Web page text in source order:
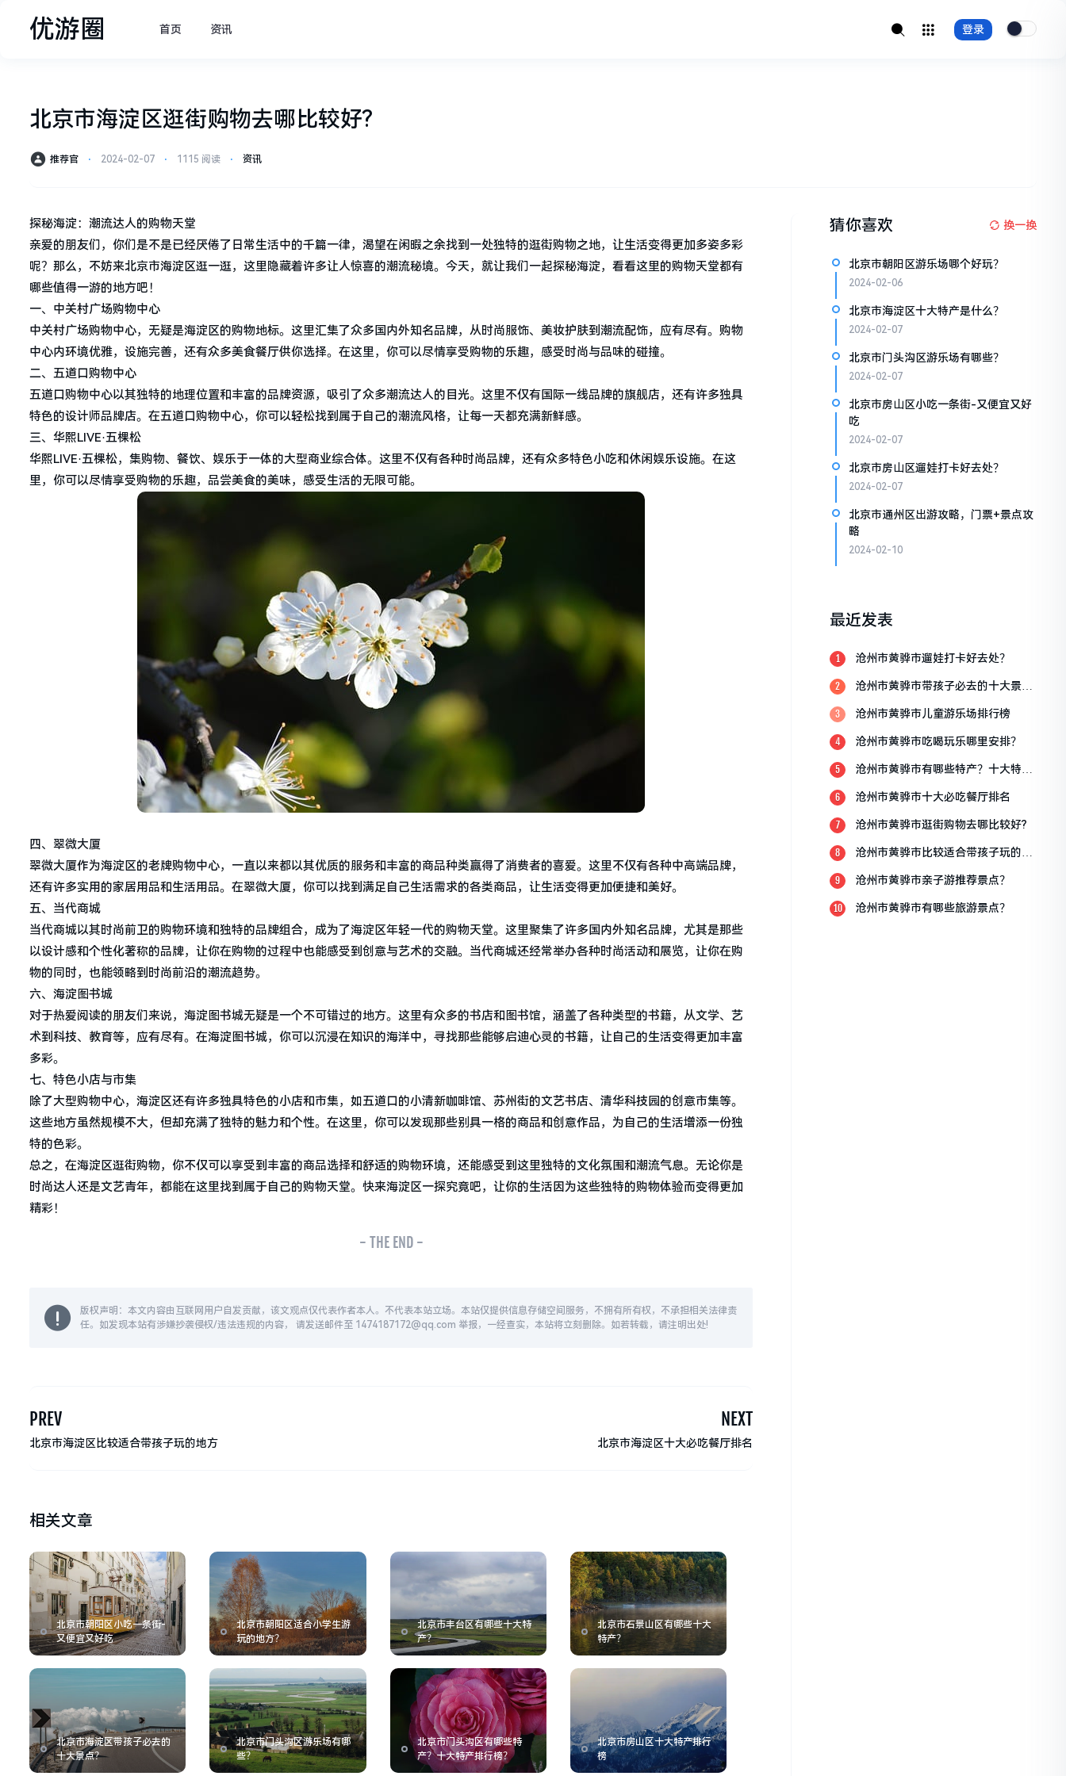
优游圈 首页 资讯 登录
北京市海淀区逛街购物去哪比较好?
推荐官 ⋅ 2024-02-07 ⋅ 1115 阅读 ⋅ 资讯
探秘海淀：潮流达人的购物天堂
亲爱的朋友们，你们是不是已经厌倦了日常生活中的千篇一律，渴望在闲暇之余找到一处独特的逛街购物之地，让生活变得更加多姿多彩
呢？那么，不妨来北京市海淀区逛一逛，这里隐藏着许多让人惊喜的潮流秘境。今天，就让我们一起探秘海淀，看看这里的购物天堂都有
哪些值得一游的地方吧！
一、中关村广场购物中心
中关村广场购物中心，无疑是海淀区的购物地标。这里汇集了众多国内外知名品牌，从时尚服饰、美妆护肤到潮流配饰，应有尽有。购物
中心内环境优雅，设施完善，还有众多美食餐厅供你选择。在这里，你可以尽情享受购物的乐趣，感受时尚与品味的碰撞。
二、五道口购物中心
五道口购物中心以其独特的地理位置和丰富的品牌资源，吸引了众多潮流达人的目光。这里不仅有国际一线品牌的旗舰店，还有许多独具
特色的设计师品牌店。在五道口购物中心，你可以轻松找到属于自己的潮流风格，让每一天都充满新鲜感。
三、华熙LIVE·五棵松
华熙LIVE·五棵松，集购物、餐饮、娱乐于一体的大型商业综合体。这里不仅有各种时尚品牌，还有众多特色小吃和休闲娱乐设施。在这
里，你可以尽情享受购物的乐趣，品尝美食的美味，感受生活的无限可能。
四、翠微大厦
翠微大厦作为海淀区的老牌购物中心，一直以来都以其优质的服务和丰富的商品种类赢得了消费者的喜爱。这里不仅有各种中高端品牌，
还有许多实用的家居用品和生活用品。在翠微大厦，你可以找到满足自己生活需求的各类商品，让生活变得更加便捷和美好。
五、当代商城
当代商城以其时尚前卫的购物环境和独特的品牌组合，成为了海淀区年轻一代的购物天堂。这里聚集了许多国内外知名品牌，尤其是那些
以设计感和个性化著称的品牌，让你在购物的过程中也能感受到创意与艺术的交融。当代商城还经常举办各种时尚活动和展览，让你在购
物的同时，也能领略到时尚前沿的潮流趋势。
六、海淀图书城
对于热爱阅读的朋友们来说，海淀图书城无疑是一个不可错过的地方。这里有众多的书店和图书馆，涵盖了各种类型的书籍，从文学、艺
术到科技、教育等，应有尽有。在海淀图书城，你可以沉浸在知识的海洋中，寻找那些能够启迪心灵的书籍，让自己的生活变得更加丰富
多彩。
七、特色小店与市集
除了大型购物中心，海淀区还有许多独具特色的小店和市集，如五道口的小清新咖啡馆、苏州街的文艺书店、清华科技园的创意市集等。
这些地方虽然规模不大，但却充满了独特的魅力和个性。在这里，你可以发现那些别具一格的商品和创意作品，为自己的生活增添一份独
特的色彩。
总之，在海淀区逛街购物，你不仅可以享受到丰富的商品选择和舒适的购物环境，还能感受到这里独特的文化氛围和潮流气息。无论你是
时尚达人还是文艺青年，都能在这里找到属于自己的购物天堂。快来海淀区一探究竟吧，让你的生活因为这些独特的购物体验而变得更加
精彩！
- THE END -
版权声明：本文内容由互联网用户自发贡献，该文观点仅代表作者本人。不代表本站立场。本站仅提供信息存储空间服务，不拥有所有权，不承担相关法律责
任。如发现本站有涉嫌抄袭侵权/违法违规的内容， 请发送邮件至 1474187172@qq.com 举报，一经查实，本站将立刻删除。如若转载，请注明出处!
PREV
北京市海淀区比较适合带孩子玩的地方
NEXT
北京市海淀区十大必吃餐厅排名
相关文章
北京市朝阳区小吃一条街-
又便宜又好吃
北京市朝阳区适合小学生游
玩的地方？
北京市丰台区有哪些十大特
产？
北京市石景山区有哪些十大
特产？
北京市海淀区带孩子必去的
十大景点？
北京市门头沟区游乐场有哪
些？
北京市门头沟区有哪些特
产？十大特产排行榜？
北京市房山区十大特产排行
榜
猜你喜欢 换一换
北京市朝阳区游乐场哪个好玩？
2024-02-06
北京市海淀区十大特产是什么？
2024-02-07
北京市门头沟区游乐场有哪些？
2024-02-07
北京市房山区小吃一条街-又便宜又好
吃
2024-02-07
北京市房山区遛娃打卡好去处？
2024-02-07
北京市通州区出游攻略，门票+景点攻
略
2024-02-10
最近发表
1 沧州市黄骅市遛娃打卡好去处？
2
沧州市黄骅市带孩子必去的十大景
3 沧州市黄骅市儿童游乐场排行榜
4 沧州市黄骅市吃喝玩乐哪里安排？
5
沧州市黄骅市有哪些特产？十大特产
6 沧州市黄骅市十大必吃餐厅排名
7 沧州市黄骅市逛街购物去哪比较好?
8
沧州市黄骅市比较适合带孩子玩的地
9 沧州市黄骅市亲子游推荐景点？
10 沧州市黄骅市有哪些旅游景点？